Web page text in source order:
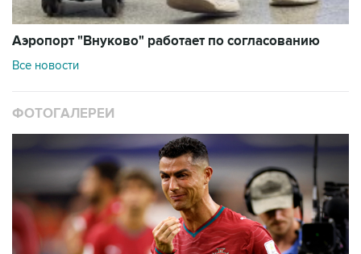
Аэропорт "Внуково" работает по согласованию
Все новости
ФОТОГАЛЕРЕИ